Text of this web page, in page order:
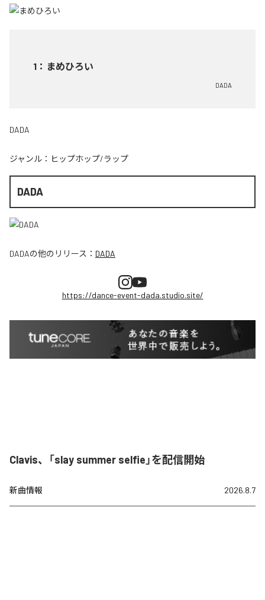
1 ： まめひろい
DADA
DADA
ジャンル： ヒップホップ/ラップ
DADA
DADAの他のリリース： DADA
https://dance-event-dada.studio.site/
Clavis、「slay summer selfie」を配信開始
新曲情報 2026.8.7